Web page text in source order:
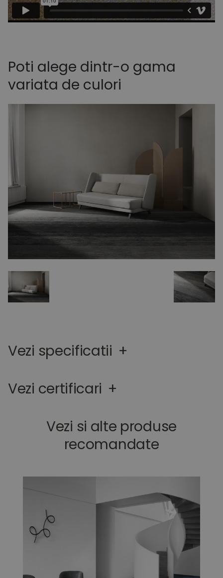
Poti alege dintr-o gama
variata de culori
Vezi specificatii +
Vezi certificari +
Vezi si alte produse
recomandate